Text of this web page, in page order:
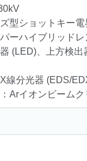
型ショットキー
ーハイブリッドレ
(LED)、上方検
線分光器 (EDS/
Arイオンビーム